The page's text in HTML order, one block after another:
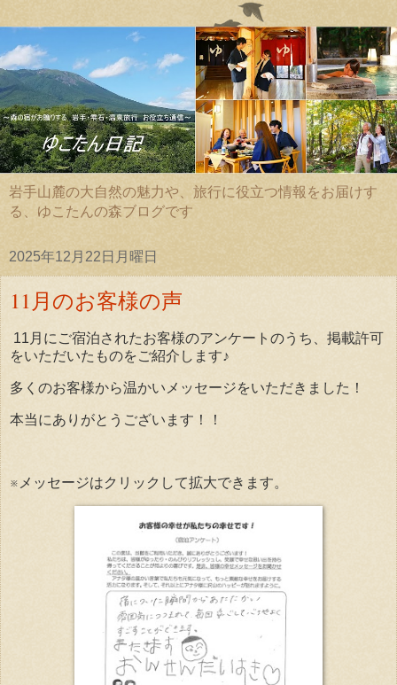
岩手山麓の大自然の魅力や、旅行に役立つ情報をお届けす
る、ゆこたんの森ブログです
2025年12月22日月曜日
11月のお客様の声
11月にご宿泊されたお客様のアンケートのうち、掲載許可
をいただいたものをご紹介します♪
多くのお客様から温かいメッセージをいただきました！
本当にありがとうございます！！
※メッセージはクリックして拡大できます。